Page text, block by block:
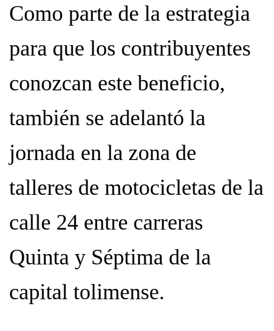
Como parte de la estrategia
para que los contribuyentes
conozcan este beneficio,
también se adelantó la
jornada en la zona de
talleres de motocicletas de la
calle 24 entre carreras
Quinta y Séptima de la
capital tolimense.